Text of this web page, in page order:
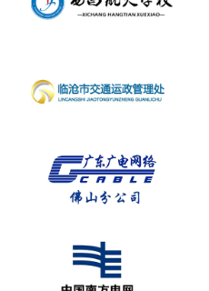
[2026-8-8]珠海市同益电
[2026-8-8]深圳市新宇昇
[2026-8-8]商中在线科
[2026-8-8]西安超纳精
[2026-8-8]南京吉立机
[2026-8-8]上海安浦鸣
[2026-8-8]上海烨超实
[2026-8-8]河北益领信息